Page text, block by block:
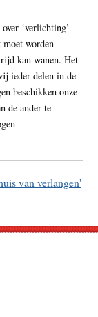
‘verlichting’
worden
kan wanen. Het
ieder delen in de
beschikken onze
de ander te
van verlangen'